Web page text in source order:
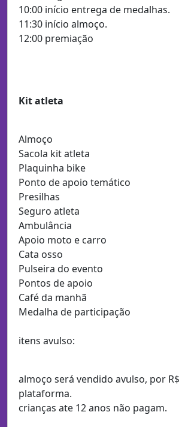
10:00 início entrega de medalhas.
11:30 início almoço.
12:00 premiação
Kit atleta
Almoço
Sacola kit atleta
Plaquinha bike
Ponto de apoio temático
Presilhas
Seguro atleta
Ambulância
Apoio moto e carro
Cata osso
Pulseira do evento
Pontos de apoio
Café da manhã
Medalha de participação
itens avulso:
almoço será vendido avulso, por
plataforma.
crianças ate 12 anos não pagam.